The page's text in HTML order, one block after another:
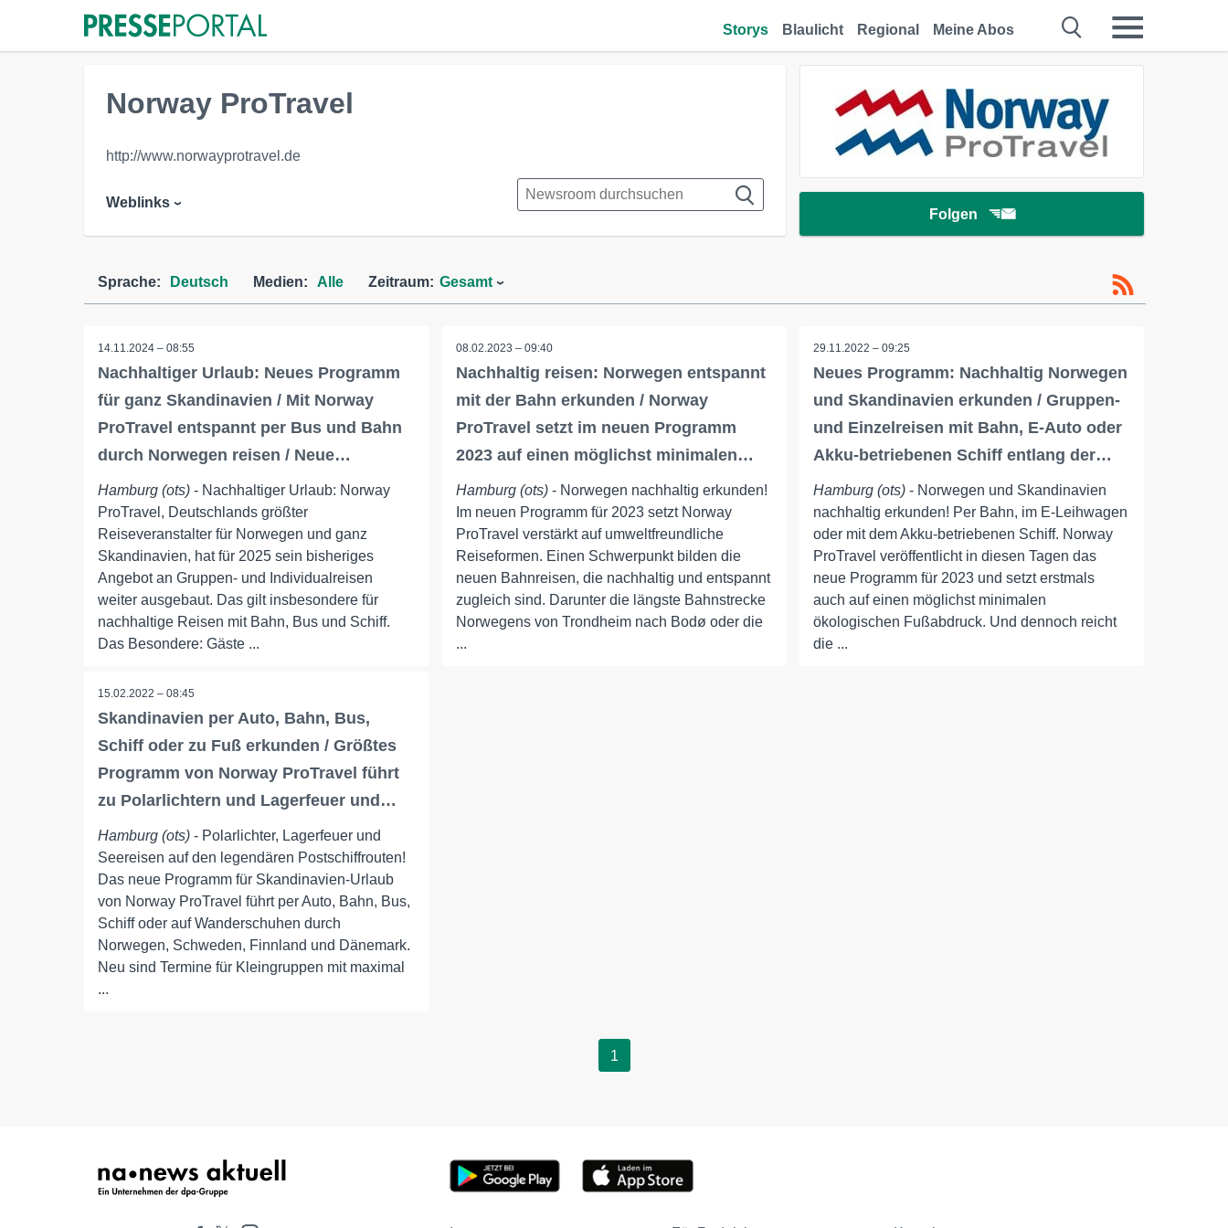
Storys Blaulicht Regional Meine Abos
Folgen
Norway ProTravel
http://www.norwayprotravel.de
Weblinks
Sprache: Deutsch Medien: Alle Zeitraum: Gesamt
14.11.2024 – 08:55
Nachhaltiger Urlaub: Neues Programm
für ganz Skandinavien / Mit Norway
ProTravel entspannt per Bus und Bahn
durch Norwegen reisen / Neue…
Hamburg (ots) - Nachhaltiger Urlaub: Norway
ProTravel, Deutschlands größter
Reiseveranstalter für Norwegen und ganz
Skandinavien, hat für 2025 sein bisheriges
Angebot an Gruppen- und Individualreisen
weiter ausgebaut. Das gilt insbesondere für
nachhaltige Reisen mit Bahn, Bus und Schiff.
Das Besondere: Gäste ...
08.02.2023 – 09:40
Nachhaltig reisen: Norwegen entspannt
mit der Bahn erkunden / Norway
ProTravel setzt im neuen Programm
2023 auf einen möglichst minimalen…
Hamburg (ots)- Norwegen nachhaltig erkunden!
Im neuen Programm für 2023 setzt Norway
ProTravel verstärkt auf umweltfreundliche
Reiseformen. Einen Schwerpunkt bilden die
neuen Bahnreisen, die nachhaltig und entspannt
zugleich sind. Darunter die längste Bahnstrecke
Norwegens von Trondheim nach Bodø oder die
...
29.11.2022 – 09:25
Neues Programm: Nachhaltig Norwegen
und Skandinavien erkunden / Gruppen-
und Einzelreisen mit Bahn, E-Auto oder
Akku-betriebenen Schiff entlang der…
Hamburg (ots) - Norwegen und Skandinavien
nachhaltig erkunden! Per Bahn, im E-Leihwagen
oder mit dem Akku-betriebenen Schiff. Norway
ProTravel veröffentlicht in diesen Tagen das
neue Programm für 2023 und setzt erstmals
auch auf einen möglichst minimalen
ökologischen Fußabdruck. Und dennoch reicht
die ...
15.02.2022 – 08:45
Skandinavien per Auto, Bahn, Bus,
Schiff oder zu Fuß erkunden / Größtes
Programm von Norway ProTravel führt
zu Polarlichtern und Lagerfeuer und…
Hamburg (ots) - Polarlichter, Lagerfeuer und
Seereisen auf den legendären Postschiffrouten!
Das neue Programm für Skandinavien-Urlaub
von Norway ProTravel führt per Auto, Bahn, Bus,
Schiff oder auf Wanderschuhen durch
Norwegen, Schweden, Finnland und Dänemark.
Neu sind Termine für Kleingruppen mit maximal
...
1